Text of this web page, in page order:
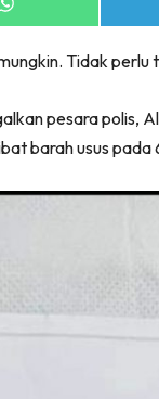
Share
on
Tidak perlu
pesara polis,
barah usus